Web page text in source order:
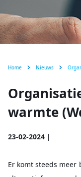
Home Nieuws
warmte
23-02-2024 |
Er komt steeds